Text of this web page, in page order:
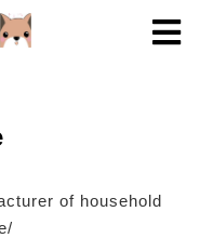
of household